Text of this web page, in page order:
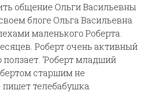
общение Ольги Васильевны
блоге Ольга Васильевна
маленького Роберта.
Роберт очень активный
‘Роберт младший
старшим не
пишет телебабушка.